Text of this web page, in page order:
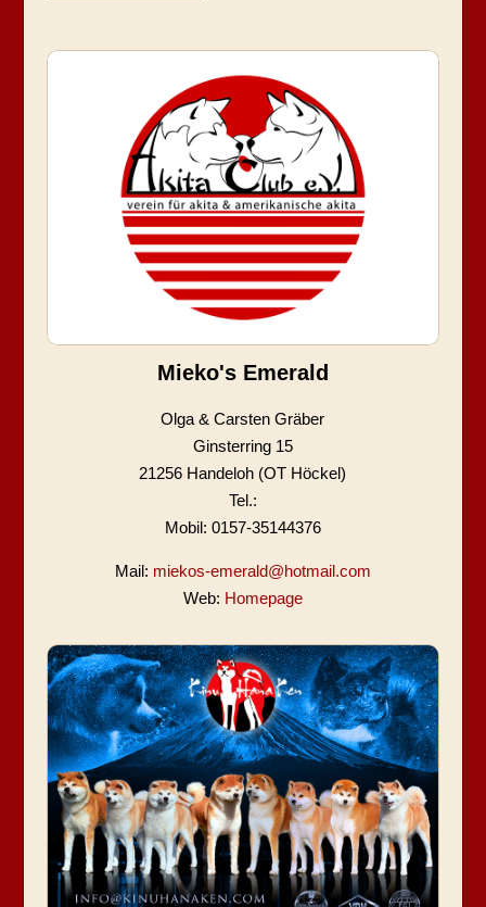
Mieko's Emerald
Olga & Carsten Gräber
Ginsterring 15
21256 Handeloh (OT Höckel)
Tel.:
Mobil: 0157-35144376
Mail: miekos-emerald@hotmail.com
Web: Homepage